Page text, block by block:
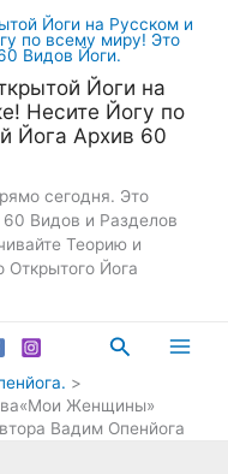
Йоги на
Несите Йогу по
Йога Архив 60
сегодня. Это
Видов и Разделов
Теорию и
Йога
Поиск
Женщины»
Вадим Опенйога